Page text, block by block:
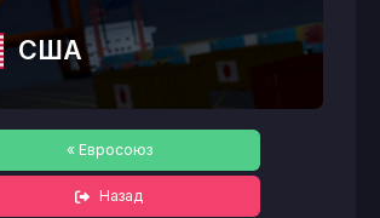
США
« Евросоюз
Назад